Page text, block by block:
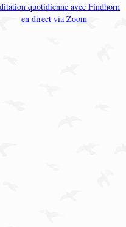
quotidienne avec Findhorn
en direct via Zoom